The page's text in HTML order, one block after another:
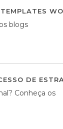
TEMPLATES
blogs
DE
Conheça os